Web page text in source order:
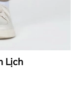
Lịch